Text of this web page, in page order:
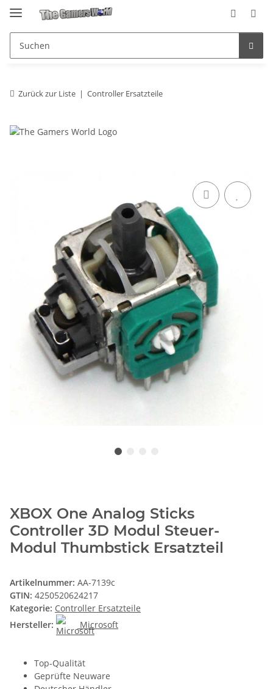
Zurück zur Liste Controller Ersatzteile
XBOX One Analog Sticks
Controller 3D Modul Steuer-
Modul Thumbstick Ersatzteil
Artikelnummer: AA-7139c
GTIN: 4250520624217
Kategorie: Controller Ersatzteile
Hersteller:
Microsoft
Top-Qualität
Geprüfte Neuware